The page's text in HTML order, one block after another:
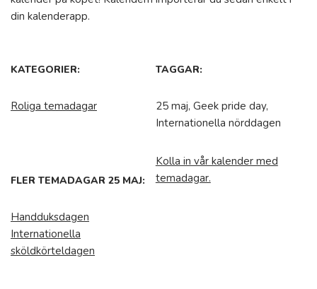
din kalenderapp.
KATEGORIER:
Roliga temadagar
TAGGAR:
25 maj, Geek pride day,
Internationella nörddagen
FLER TEMADAGAR 25 MAJ:
Handduksdagen
Internationella
sköldkörteldagen
Kolla in vår kalender med
temadagar.